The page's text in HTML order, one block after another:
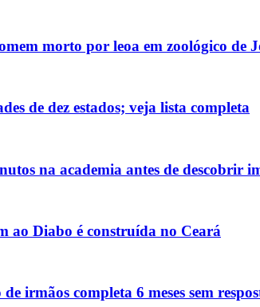
morto por leoa em zoológico de
de dez estados; veja lista completa
na academia antes de descobrir
ao Diabo é construída no Ceará
irmãos completa 6 meses sem